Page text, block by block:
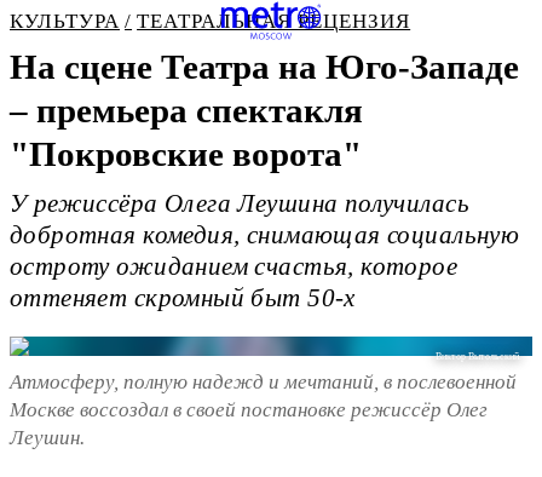
КУЛЬТУРА ТЕАТРАЛЬНАЯ РЕЦЕНЗИЯ
На сцене Театра на Юго-Западе
– премьера спектакля
"Покровские ворота"
У режиссёра Олега Леушина получилась
добротная комедия, снимающая социальную
остроту ожиданием счастья, которое
оттеняет скромный быт 50-х
Виктор Вытольский.
Атмосферу, полную надежд и мечтаний, в послевоенной
Москве воссоздал в своей постановке режиссёр Олег
Леушин.